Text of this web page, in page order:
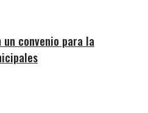
convenio para la